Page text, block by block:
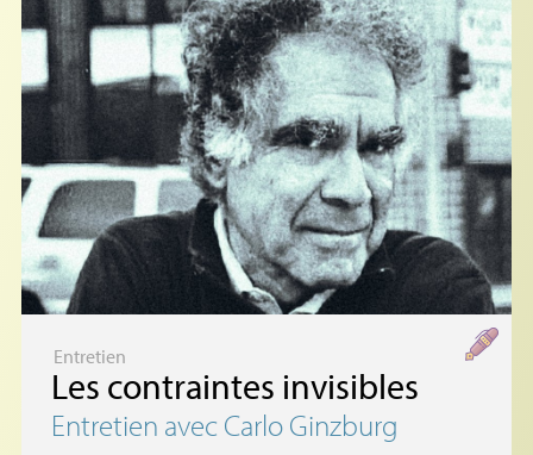
Entretien
Les contraintes invisibles
Entretien avec Carlo Ginzburg